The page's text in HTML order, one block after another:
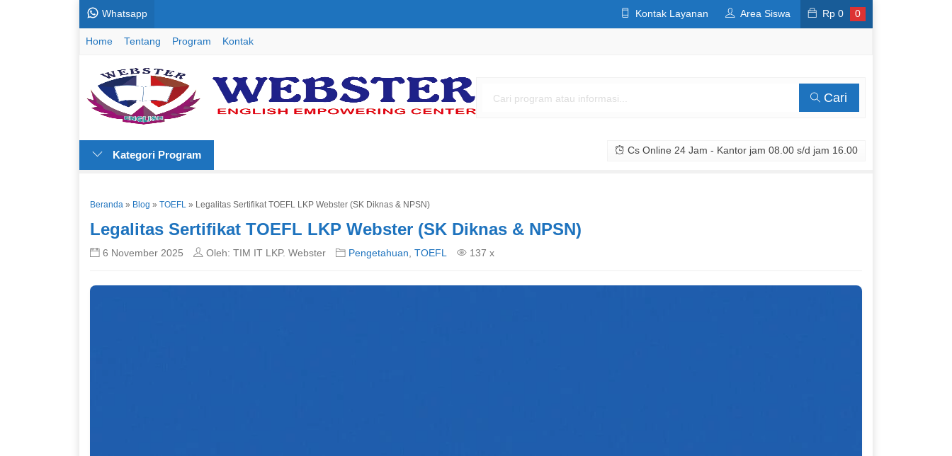
Whatsapp Kontak Layanan Area Siswa Rp 0 0
Home Tentang Program Kontak
Cari
Kategori Program Cs Online 24 Jam - Kantor jam 08.00 s/d jam 16.00
Beranda » Blog » TOEFL » Legalitas Sertifikat TOEFL LKP Webster (SK Diknas & NPSN)
Legalitas Sertifikat TOEFL LKP Webster (SK Diknas & NPSN)
6 November 2025 Oleh: TIM IT LKP. Webster Pengetahuan, TOEFL 137 x